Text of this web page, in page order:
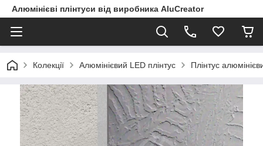
Алюмінієві плінтуси від виробника AluCreator
Колекції Алюмінієвий LED плінтус Плінтус